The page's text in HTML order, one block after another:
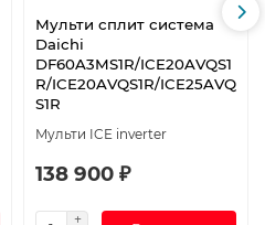
Мульти сплит система
Daichi
DF60A3MS1R/ICE20AVQS1
R/ICE20AVQS1R/ICE25AVQ
S1R
Мульти ICE inverter
138 900 ₽